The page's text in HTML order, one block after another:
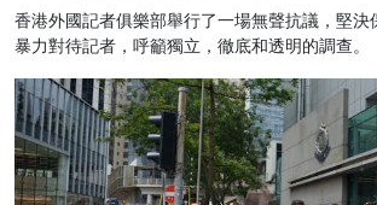
香港外國記者俱樂部舉行了一場無聲抗議，堅決
暴力對待記者，呼籲獨立，徹底和透明的調查。